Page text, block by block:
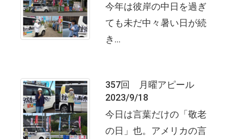
今年は彼岸の中日を過ぎ
ても未だ中々暑い日が続
き...
357回 月曜アピール
2023/9/18
今日は言葉だけの「敬老
の日」也。アメリカの言